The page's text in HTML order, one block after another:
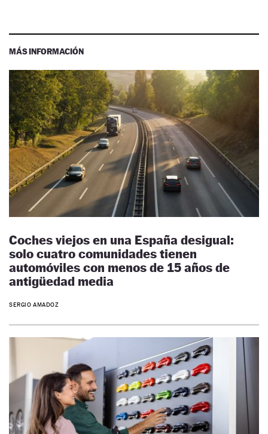
MÁS INFORMACIÓN
Coches viejos en una España desigual:
solo cuatro comunidades tienen
automóviles con menos de 15 años de
antigüedad media
SERGIO AMADOZ